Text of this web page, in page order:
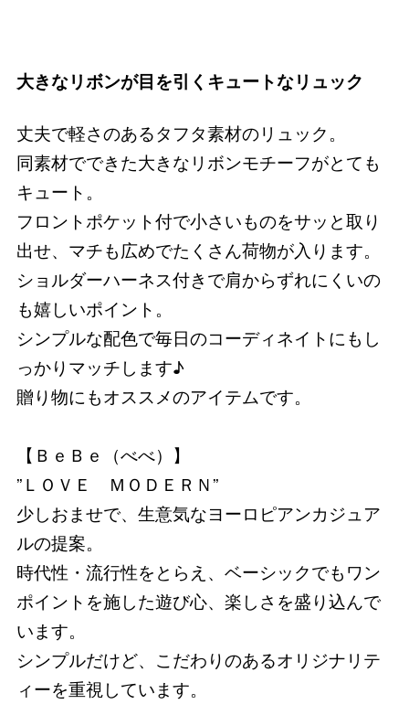
大きなリボンが目を引くキュートなリュック
丈夫で軽さのあるタフタ素材のリュック。
同素材でできた大きなリボンモチーフがとても
キュート。
フロントポケット付で小さいものをサッと取り
出せ、マチも広めでたくさん荷物が入ります。
ショルダーハーネス付きで肩からずれにくいの
も嬉しいポイント。
シンプルな配色で毎日のコーディネイトにもし
っかりマッチします♪
贈り物にもオススメのアイテムです。
【ＢｅＢｅ（べべ）】
”ＬＯＶＥ ＭＯＤＥＲＮ”
少しおませで、生意気なヨーロピアンカジュア
ルの提案。
時代性・流行性をとらえ、ベーシックでもワン
ポイントを施した遊び心、楽しさを盛り込んで
います。
シンプルだけど、こだわりのあるオリジナリテ
ィーを重視しています。